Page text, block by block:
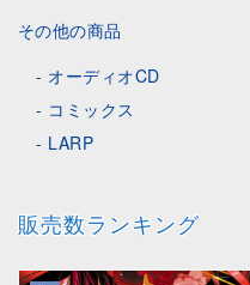
その他の商品
オーディオCD
コミックス
LARP
販売数ランキング